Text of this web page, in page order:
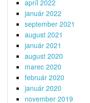
apríl 2022
január 2022
september 2021
august 2021
január 2021
august 2020
marec 2020
február 2020
január 2020
november 2019